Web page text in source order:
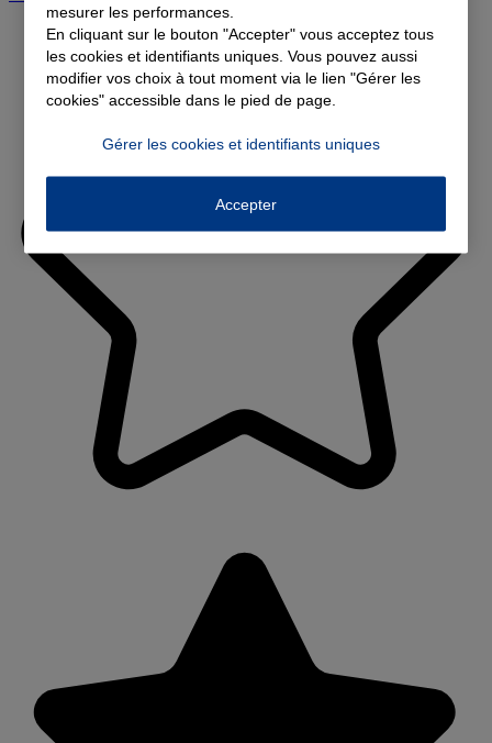
mesurer les performances.
En cliquant sur le bouton "Accepter" vous acceptez tous
les cookies et identifiants uniques. Vous pouvez aussi
modifier vos choix à tout moment via le lien "Gérer les
cookies" accessible dans le pied de page.
Gérer les cookies et identifiants uniques
Accepter